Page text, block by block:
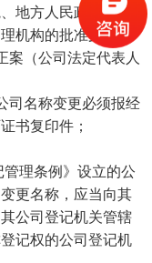
地方人民政府或者
机构的批准文件。
案（公司法定代表人
司名称变更必须报经
书复印件；
理条例》设立的公
更名称，应当向其
公司登记机关管辖
记权的公司登记机